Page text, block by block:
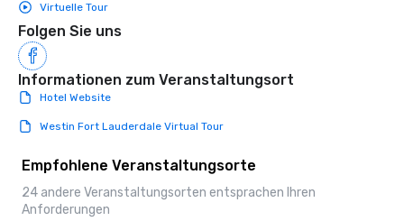
Virtuelle Tour
Folgen Sie uns
Informationen zum Veranstaltungsort
Hotel Website
Westin Fort Lauderdale Virtual Tour
Empfohlene Veranstaltungsorte
24 andere Veranstaltungsorten entsprachen Ihren
Anforderungen